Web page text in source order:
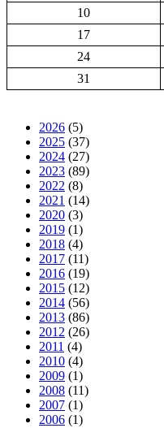
10
17
24
31
2026 (5)
2025 (37)
2024 (27)
2023 (89)
2022 (8)
2021 (14)
2020 (3)
2019 (1)
2018 (4)
2017 (11)
2016 (19)
2015 (12)
2014 (56)
2013 (86)
2012 (26)
2011 (4)
2010 (4)
2009 (1)
2008 (11)
2007 (1)
2006 (1)